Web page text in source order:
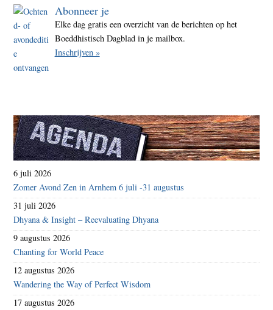
Abonneer je
Elke dag gratis een overzicht van de berichten op het
Boeddhistisch Dagblad in je mailbox.
Inschrijven »
6 juli 2026
Zomer Avond Zen in Arnhem 6 juli -31 augustus
31 juli 2026
Dhyana & Insight – Reevaluating Dhyana
9 augustus 2026
Chanting for World Peace
12 augustus 2026
Wandering the Way of Perfect Wisdom
17 augustus 2026